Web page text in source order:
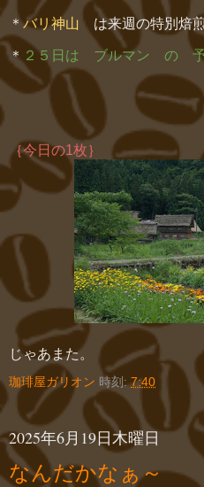
＊バリ神山 は来週の特別焙
＊ ２５日は ブルマン の 予
｛今日の1枚｝
じゃあまた。
珈琲屋ガリオン 時刻:7:40
2025年6月19日木曜日
なんだかなぁ～